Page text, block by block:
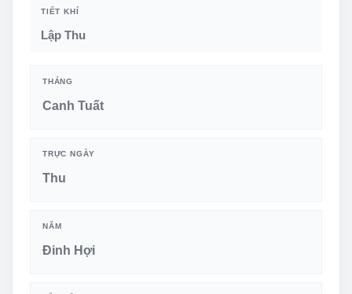
TIẾT KHÍ
Lập Thu
THÁNG
Canh Tuất
TRỰC NGÀY
Thu
NĂM
Đinh Hợi